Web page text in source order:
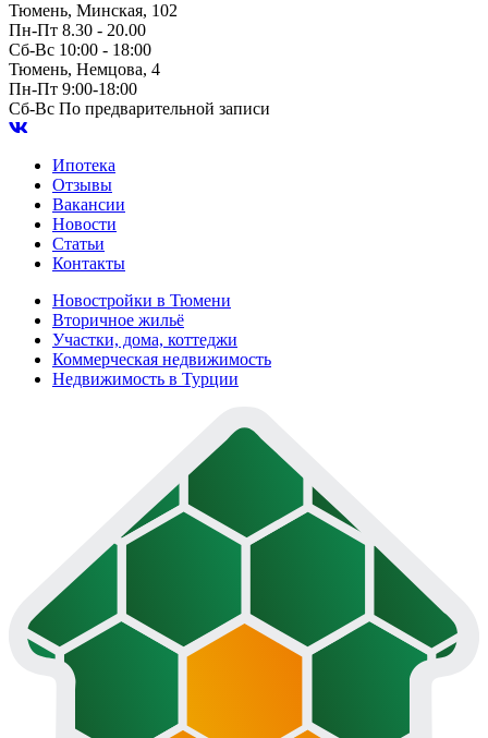
Тюмень, Минская, 102
Пн-Пт 8.30 - 20.00
Сб-Вс 10:00 - 18:00
Тюмень, Немцова, 4
Пн-Пт 9:00-18:00
Сб-Вс По предварительной записи
Ипотека
Отзывы
Вакансии
Новости
Статьи
Контакты
Новостройки в Тюмени
Вторичное жильё
Участки, дома, коттеджи
Коммерческая недвижимость
Недвижимость в Турции